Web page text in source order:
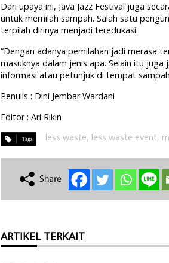
Dari upaya ini, Java Jazz Festival juga
untuk memilah sampah. Salah satu
terpilah dirinya menjadi teredukasi.
“Dengan adanya pemilahan jadi merasa
masuknya dalam jenis apa. Selain itu
informasi atau petunjuk di tempat
Penulis : Dini Jembar Wardani
Editor : Ari Rikin
less waste, less waste event,
ARTIKEL TERKAIT